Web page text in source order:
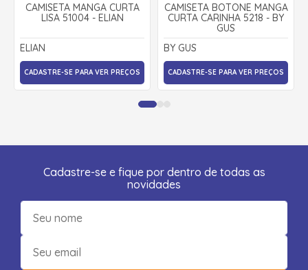
CAMISETA MANGA CURTA
LISA 51004 - ELIAN
ELIAN
CADASTRE-SE PARA VER PREÇOS
CAMISETA BOTONE MANGA
CURTA CARINHA 5218 - BY
GUS
BY GUS
CADASTRE-SE PARA VER PREÇOS
Cadastre-se e fique por dentro de todas as
novidades